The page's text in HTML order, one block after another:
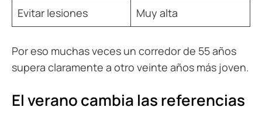
Evitar lesiones Muy alta
Por eso muchas veces un corredor de 55 años
supera claramente a otro veinte años más joven.
El verano cambia las referencias